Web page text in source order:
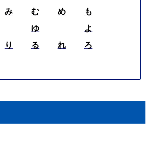
み む め
も
ゆ
よ
り る れ
ろ